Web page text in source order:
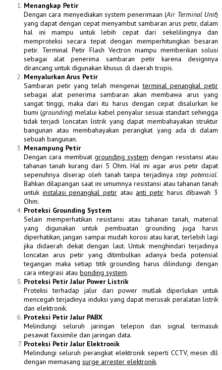
Menangkap Petir
Dengan cara menyediakan system penerimaan (Air Terminal Unit)
yang dapat dengan cepat menyambut sambaran arus petir, dalam
hal ini mampu untuk lebih cepat dari sekelilingnya dan
memproteksi secara tepat dengan memperhitungkan besaran
petir. Terminal Petir Flash Vectron mampu memberikan solusi
sebagai alat penerima sambaran petir karena designnya
dirancang untuk digunakan khusus di daerah tropis.
Menyalurkan Arus Petir
Sambaran petir yang telah mengenaiterminal penangkal petir
sebagai alat penerima sambaran akan membawa arus yang
sangat tinggi, maka dari itu harus dengan cepat disalurkan ke
bumi (grounding) melalui kabel penyalur sesuai standart sehingga
tidak terjadi loncatan listrik yang dapat membahayakan struktur
bangunan atau membahayakan perangkat yang ada di dalam
sebuah bangunan.
Menampung Petir
Dengan cara membuat grounding system dengan resistansi atau
tahanan tanah kurang dari 5 Ohm. Hal ini agar arus petir dapat
sepenuhnya diserap oleh tanah tanpa terjadinyastep potensial.
Bahkan dilapangan saat ini umumnya resistansi atau tahanan tanah
untuk instalasi penangkal petir atau anti petir harus dibawah 3
Ohm.
Proteksi Grounding System
Selain memperhatikan resistansi atau tahanan tanah, material
yang digunakan untuk pembuatan grounding juga harus
diperhatikan, jangan sampai mudah korosi atau karat, terlebih lagi
jika didaerah dekat dengan laut. Untuk menghindari terjadinya
loncatan arus petir yang ditimbulkan adanya beda potensial
tegangan maka setiap titik grounding harus dilindungi dengan
cara integrasi atau bonding system.
Proteksi Petir Jalur Power Listrik
Proteksi terhadap jalur dari power mutlak diperlukan untuk
mencegah terjadinya induksi yang dapat merusak peralatan listrik
dan elektronik.
Proteksi Petir Jalur PABX
Melindungi seluruh jaringan telepon dan signal termasuk
pesawat faxsimile dan jaringan data.
Proteksi Petir Jalur Elektronik
Melindungi seluruh perangkat elektronik seperti CCTV, mesin dll
dengan memasang surge arrester elektronik.